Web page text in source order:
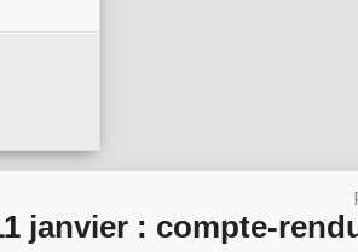
janvier : compte-